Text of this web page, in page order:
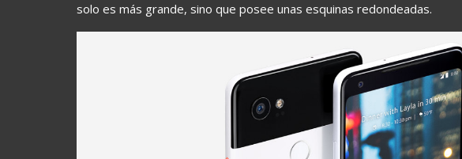
solo es más grande, sino que posee unas esquinas redondeadas.